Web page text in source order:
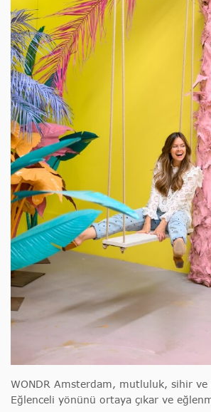
WONDR Amsterdam, mutluluk, sihir ve
Eğlenceli yönünü ortaya çıkar ve